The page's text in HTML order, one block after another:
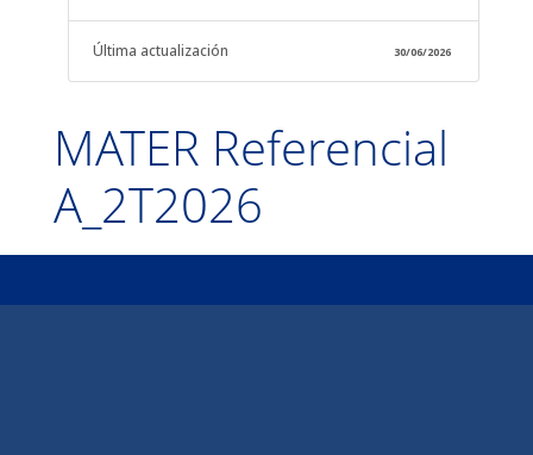
Última actualización 30/06/2026
MATER Referencial
A_2T2026